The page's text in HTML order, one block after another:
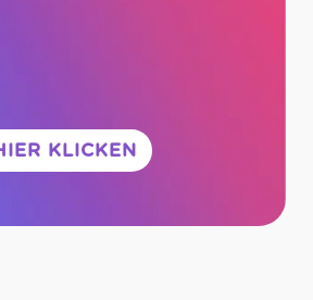
KLICKEN